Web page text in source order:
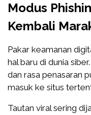
Modus
Kembali
Pakar keamanan
hal baru di dunia
dan rasa penasaran
masuk ke situs
Tautan viral sering